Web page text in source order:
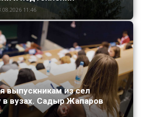
11:46
выпускникам из сел
в вузах. Садыр Жапаров